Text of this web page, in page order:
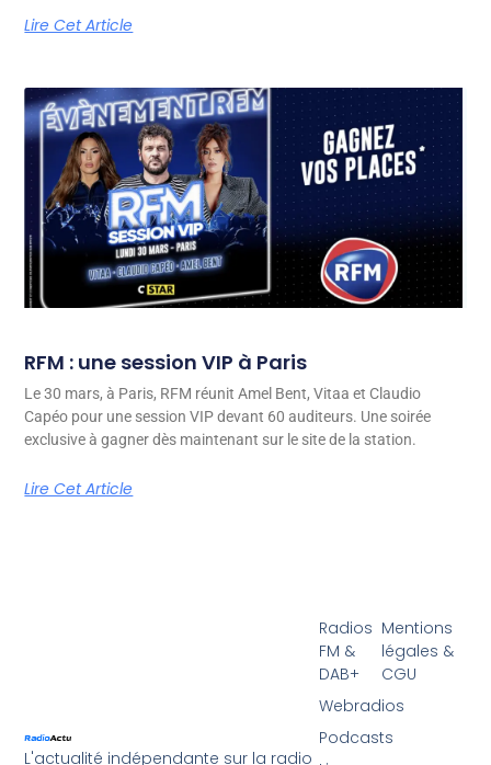
Lire Cet Article
RFM : une session VIP à Paris
Le 30 mars, à Paris, RFM réunit Amel Bent, Vitaa et Claudio
Capéo pour une session VIP devant 60 auditeurs. Une soirée
exclusive à gagner dès maintenant sur le site de la station.
Lire Cet Article
L'actualité indépendante sur la radio
Radios
FM &
DAB+
Webradios
Podcasts
Mentions
légales &
CGU